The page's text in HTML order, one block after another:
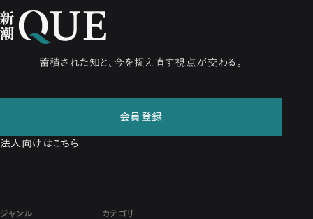
蓄積された知と、今を捉え直す視点が交わる。
会員登録
法人向けはこちら
ジャンル カテゴリ